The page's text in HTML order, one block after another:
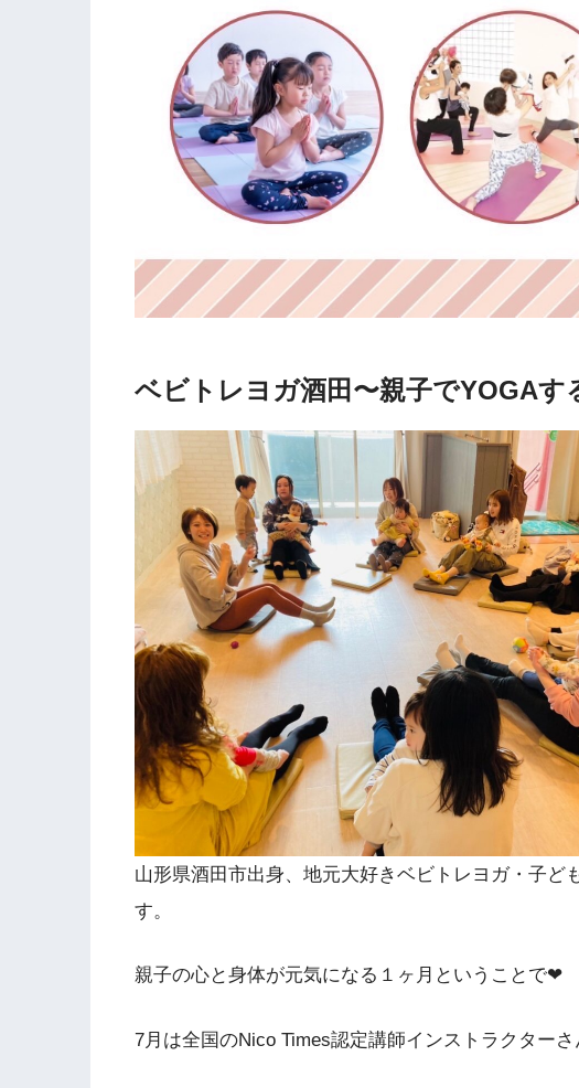
ベビトレヨガ酒田〜親子でYOGAす
山形県酒田市出身、地元大好きベビトレヨガ・子ど
す。
親子の心と身体が元気になる１ヶ月ということで❤︎
7月は全国のNico Times認定講師インストラクター